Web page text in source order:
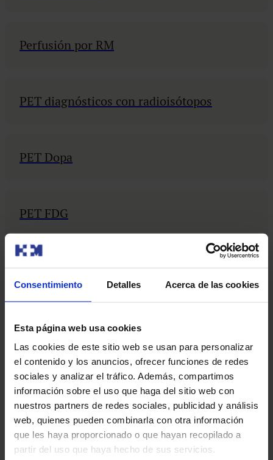
Consentimiento Detalles Acerca de las cookies
Esta página web usa cookies
Las cookies de este sitio web se usan para personalizar
el contenido y los anuncios, ofrecer funciones de redes
sociales y analizar el tráfico. Además, compartimos
información sobre el uso que haga del sitio web con
nuestros partners de redes sociales, publicidad y análisis
web, quienes pueden combinarla con otra información
que les haya proporcionado o que hayan recopilado a
partir del uso que haya hecho de sus servicios.
Perfusión por RM
PET diagnósticos con radioisótopos
PET Dopa
PET FDG
PET RM
PET RNM
Radioisótopos dirigidos (medicina nuclear)
Pagina
anterior
1 2 3 4 5
Siguiente
pagina